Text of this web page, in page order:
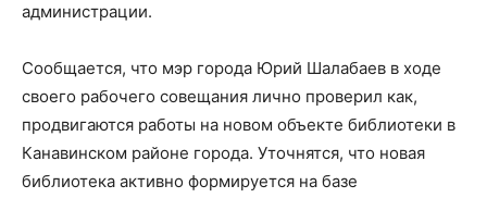
администрации.
Сообщается, что мэр города Юрий Шалабаев в ходе
своего рабочего совещания лично проверил как,
продвигаются работы на новом объекте библиотеки в
Канавинском районе города. Уточнятся, что новая
библиотека активно формируется на базе